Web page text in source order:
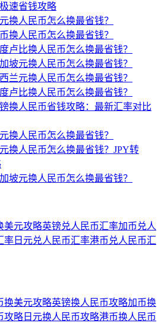
速省钱攻略
换人民币怎么换最省钱？
换人民币怎么换最省钱？
卢比换人民币怎么换最省钱？
坡元换人民币怎么换最省钱？
兰元换人民币怎么换最省钱？
卢比换人民币怎么换最省钱？
换人民币省钱攻略：最新汇率对比
换人民币怎么换最省钱？
换人民币怎么换最省钱？JPY转
坡元换人民币怎么换最省钱？
美元攻略英镑兑人民币汇率加币兑人
率 日元兑人民币汇率港币兑人民币汇
换美元攻略英镑换人民币攻略加币换
攻略 日元换人民币攻略港币换人民币